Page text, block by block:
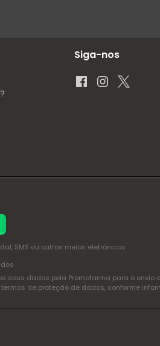
Siga-nos
SMS ou outros meios eletrónicos
dados pela Promofarma para o
de proteção de dados, conforme